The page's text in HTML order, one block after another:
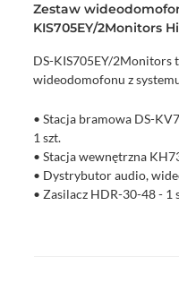
Zestaw
KIS705EY/2Monitors
DS-KIS705EY/2Monitors
wideodomofonu z
• Stacja bramowa DS-
1 szt.
• Stacja wewnętrzna
• Dystrybutor audio,
• Zasilacz HDR-30-48 - 1